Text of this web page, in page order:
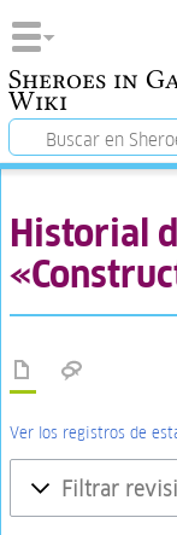
Sheroes in
Wiki
Historial
Ver los registros de
Filtrar